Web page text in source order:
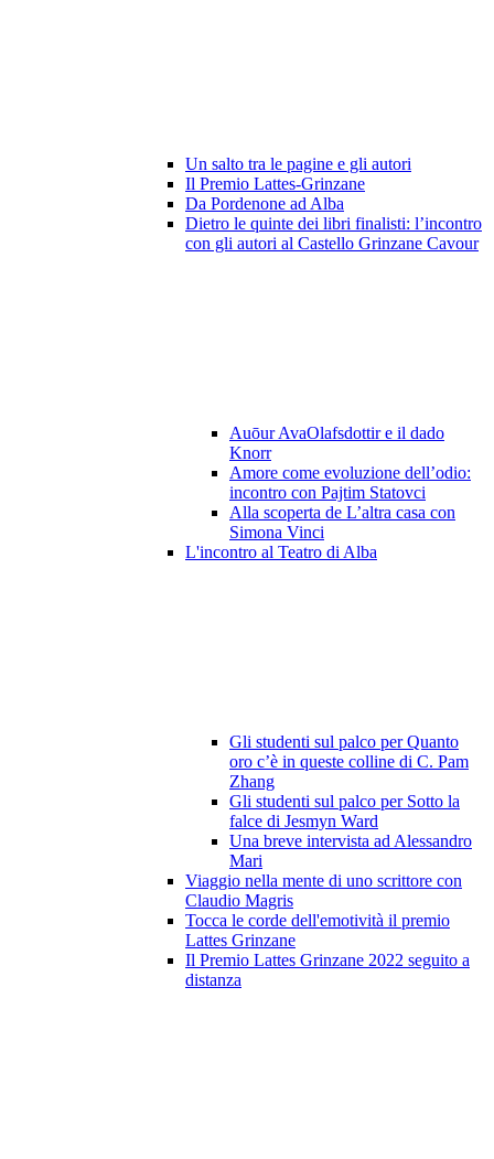
Un salto tra le pagine e gli autori
Il Premio Lattes-Grinzane
Da Pordenone ad Alba
Dietro le quinte dei libri finalisti: l’incontro
con gli autori al Castello Grinzane Cavour
Auōur AvaOlafsdottir e il dado
Knorr
Amore come evoluzione dell’odio:
incontro con Pajtim Statovci
Alla scoperta de L’altra casa con
Simona Vinci
L'incontro al Teatro di Alba
Gli studenti sul palco per Quanto
oro c’è in queste colline di C. Pam
Zhang
Gli studenti sul palco per Sotto la
falce di Jesmyn Ward
Una breve intervista ad Alessandro
Mari
Viaggio nella mente di uno scrittore con
Claudio Magris
Tocca le corde dell'emotività il premio
Lattes Grinzane
Il Premio Lattes Grinzane 2022 seguito a
distanza